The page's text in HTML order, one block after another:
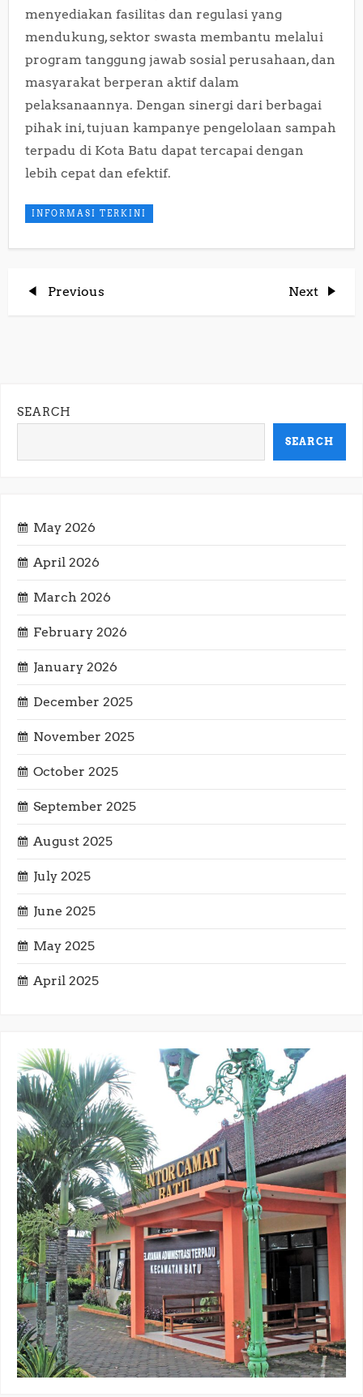
menyediakan fasilitas dan regulasi yang
mendukung, sektor swasta membantu melalui
program tanggung jawab sosial perusahaan, dan
masyarakat berperan aktif dalam
pelaksanaannya. Dengan sinergi dari berbagai
pihak ini, tujuan kampanye pengelolaan sampah
terpadu di Kota Batu dapat tercapai dengan
lebih cepat dan efektif.
INFORMASI TERKINI
P
t
n
v
i
g
a
t
i
o
n
Previous
Previous
Next
Next
SEARCH
SEARCH
May 2026
April 2026
March 2026
February 2026
January 2026
December 2025
November 2025
October 2025
September 2025
August 2025
July 2025
June 2025
May 2025
April 2025